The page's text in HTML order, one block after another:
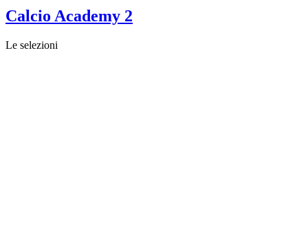
Calcio Academy 2
Le selezioni